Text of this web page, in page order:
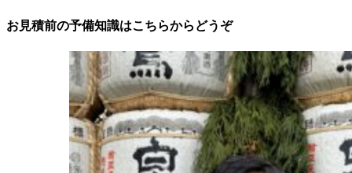
お見積前の予備知識はこちらからどうぞ